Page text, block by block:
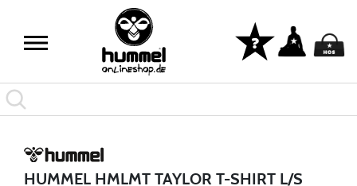
HUMMEL HMLMT TAYLOR T-SHIRT L/S